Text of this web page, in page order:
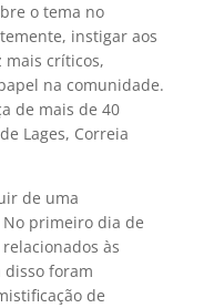
o tema no
instigar aos
mais críticos,
na comunidade.
de mais de 40
Lages, Correia
de uma
primeiro dia de
às
disso foram
de